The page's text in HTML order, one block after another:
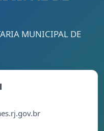
MUNICIPAL DE